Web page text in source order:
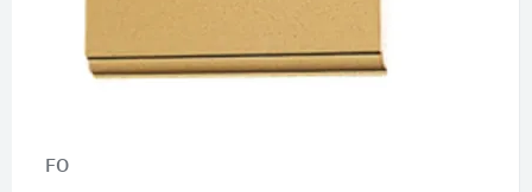
FO